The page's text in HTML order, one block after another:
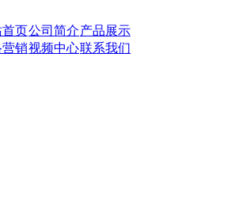
首页公司简介产品展示
营销视频中心联系我们